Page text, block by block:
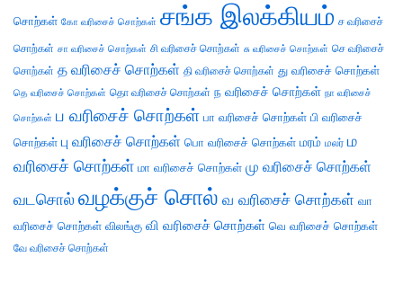
சொற்கள் கோ வரிசைச் சொற்கள் சங்க இலக்கியம் ச வரிசைச்
சொற்கள் சா வரிசைச் சொற்கள் சி வரிசைச் சொற்கள் சு வரிசைச் சொற்கள் செ வரிசைச்
சொற்கள் த வரிசைச் சொற்கள் தி வரிசைச் சொற்கள் து வரிசைச் சொற்கள்
தெ வரிசைச் சொற்கள் தொ வரிசைச் சொற்கள் ந வரிசைச் சொற்கள் நா வரிசைச்
சொற்கள் ப வரிசைச் சொற்கள் பா வரிசைச் சொற்கள் பி வரிசைச்
சொற்கள் பு வரிசைச் சொற்கள் பொ வரிசைச் சொற்கள் மரம் மலர் ம
வரிசைச் சொற்கள் மா வரிசைச் சொற்கள் மு வரிசைச் சொற்கள்
வடசொல் வழக்குச் சொல் வ வரிசைச் சொற்கள் வா
வரிசைச் சொற்கள் விலங்கு வி வரிசைச் சொற்கள் வெ வரிசைச் சொற்கள்
வே வரிசைச் சொற்கள்